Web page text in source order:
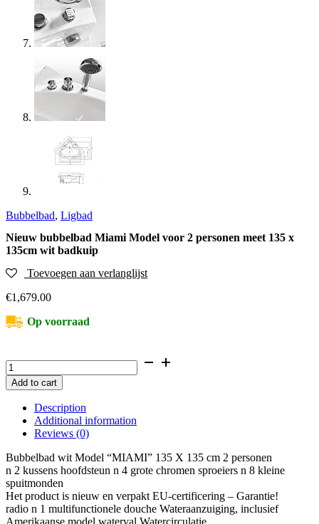
Bubbelbad, Ligbad
Nieuw bubbelbad Miami Model voor 2 personen meet 135 x
135cm wit badkuip
Toevoegen aan verlanglijst
€1,679.00
Op voorraad
Nieuw
bubbelbad
Miami
voor
personen
135
x
135cm
wit
badkuip
Add to cart
Description
Additional information
Reviews (0)
Bubbelbad wit Model “MIAMI” 135 X 135 cm 2 personen
n 2 kussens hoofdsteun n 4 grote chromen sproeiers n 8 kleine
spuitmonden
Het product is nieuw en verpakt EU-certificering – Garantie!
radio n 1 multifunctionele douche Wateraanzuiging, inclusief
Amerikaanse model waterval Watercirculatie